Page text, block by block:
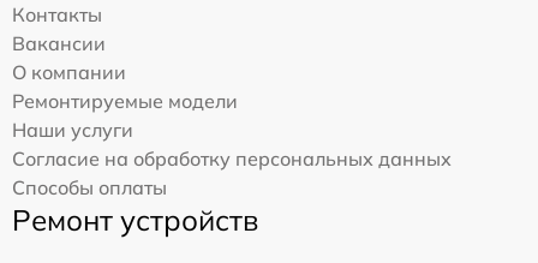
Контакты
Вакансии
О компании
Ремонтируемые модели
Наши услуги
Согласие на обработку персональных данных
Способы оплаты
Ремонт устройств